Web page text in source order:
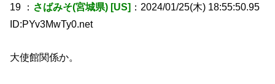
19 ： さばみそ(宮城県) [US] ：2024/01/25(木) 18:55:50.95
ID:PYv3MwTy0.net
大使館関係か。